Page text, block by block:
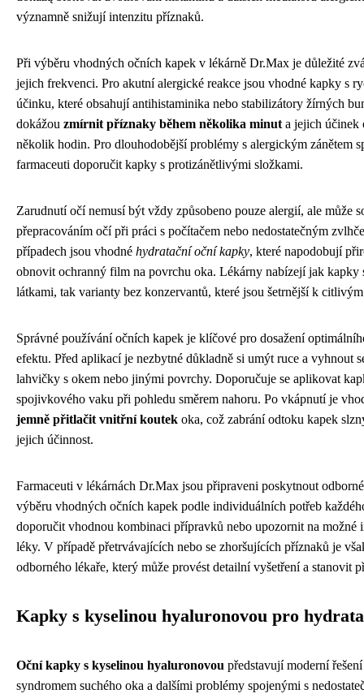
významně snižují intenzitu příznaků.
Při výběru vhodných očních kapek v lékárně Dr.Max je důležité
jejich frekvenci. Pro akutní alergické reakce jsou vhodné kapky s
účinku, které obsahují antihistaminika nebo stabilizátory žírných
dokážou zmírnit příznaky během několika minut a jejich účinek
několik hodin. Pro dlouhodobější problémy s alergickým zánětem
farmaceuti doporučit kapky s protizánětlivými složkami.
Zarudnutí očí nemusí být vždy způsobeno pouze alergií, ale může
přepracováním očí při práci s počítačem nebo nedostatečným
případech jsou vhodné hydratační oční kapky, které napodobují
obnovit ochranný film na povrchu oka. Lékárny nabízejí jak kapky
látkami, tak varianty bez konzervantů, které jsou šetrnější k
Správné používání očních kapek je klíčové pro dosažení
efektu. Před aplikací je nezbytné důkladně si umýt ruce a vyhnout
lahvičky s okem nebo jinými povrchy. Doporučuje se aplikovat
spojivkového vaku při pohledu směrem nahoru. Po vkápnutí je
jemně přitlačit vnitřní koutek oka, což zabrání odtoku kapek
jejich účinnost.
Farmaceuti v lékárnách Dr.Max jsou připraveni poskytnout
výběru vhodných očních kapek podle individuálních potřeb
doporučit vhodnou kombinaci přípravků nebo upozornit na možné
léky. V případě přetrvávajících nebo se zhoršujících příznaků je
odborného lékaře, který může provést detailní vyšetření a stanovit
Kapky s kyselinou hyaluronovou pro
Oční kapky s kyselinou hyaluronovou představují moderní
syndromem suchého oka a dalšími problémy spojenými s